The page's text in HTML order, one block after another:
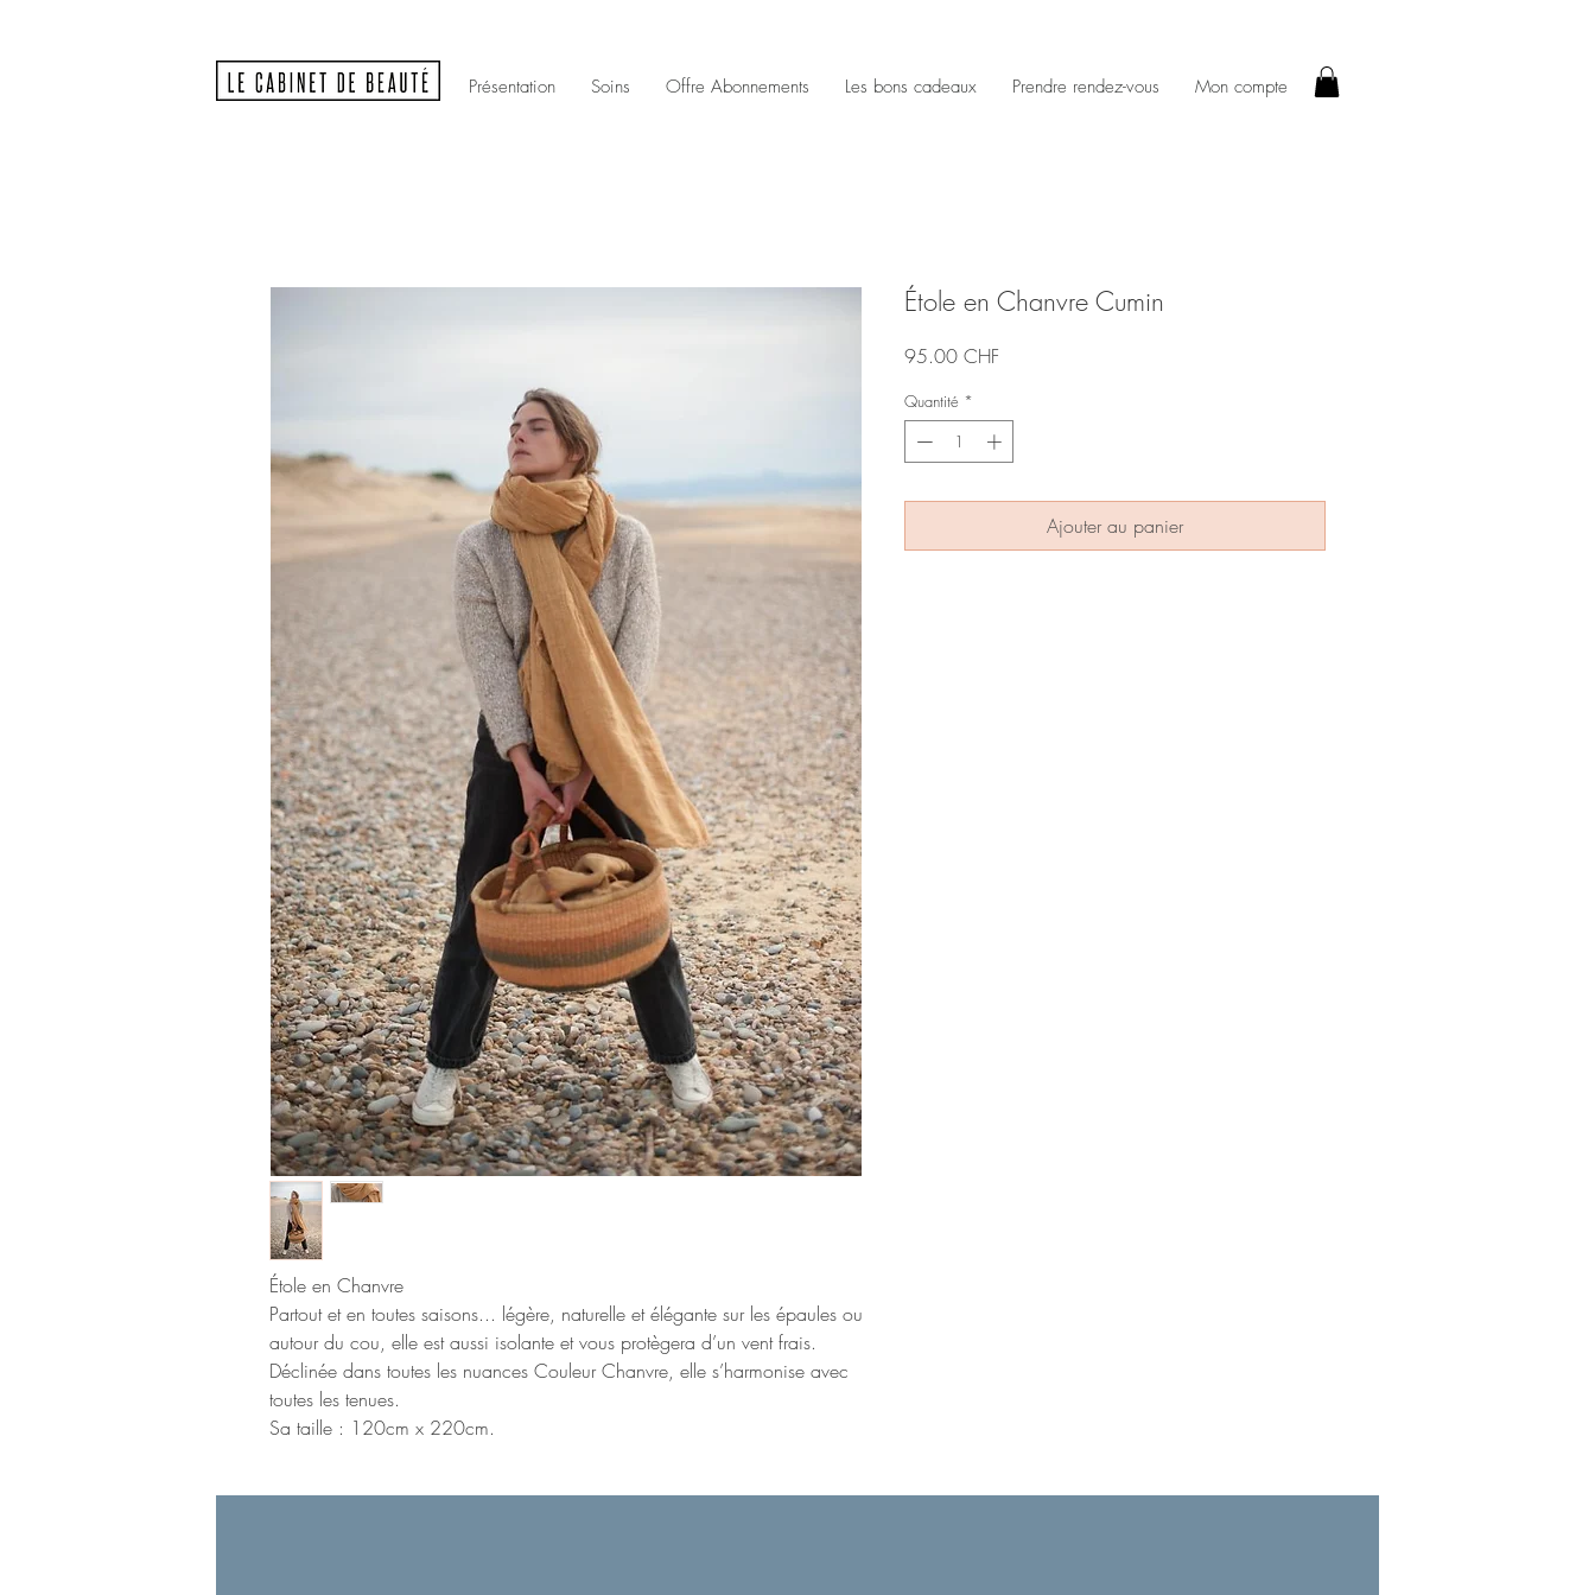
Présentation Soins Offre Abonnements Les bons cadeaux Prendre rendez-vous Mon compte
Étole en Chanvre
Partout et en toutes saisons... légère, naturelle et élégante sur les épaules ou
autour du cou, elle est aussi isolante et vous protègera d’un vent frais.
Déclinée dans toutes les nuances Couleur Chanvre, elle s’harmonise avec
toutes les tenues.
Sa taille : 120cm x 220cm.
Étole en Chanvre Cumin
95.00 CHF
Quantité *
Ajouter au panier